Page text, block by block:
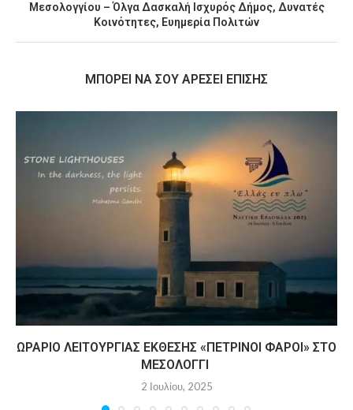
Μεσολογγίου – Όλγα Δασκαλή Ισχυρός Δήμος, Δυνατές
Κοινότητες, Ευημερία Πολιτών
MΠΟΡΕΊ ΝΑ ΣΟΥ ΑΡΈΣΕΙ ΕΠΊΣΗΣ
ΩΡΆΡΙΟ ΛΕΙΤΟΥΡΓΊΑΣ ΈΚΘΕΣΗΣ «ΠΈΤΡΙΝΟΙ ΦΆΡΟΙ» ΣΤΟ
ΜΕΣΟΛΌΓΓΙ
2 Ιουλίου, 2025